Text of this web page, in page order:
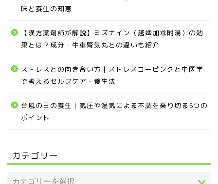
味と養生の知恵
【漢方薬剤師が解説】ミズナイン（越婢加朮附湯）の効
果とは？成分・牛車腎気丸との違いも紹介
ストレスとの向き合い方｜ストレスコーピングと中医学
で考えるセルフケア・養生法
台風の日の養生｜気圧や湿気による不調を乗り切る5つの
ポイント
カテゴリー